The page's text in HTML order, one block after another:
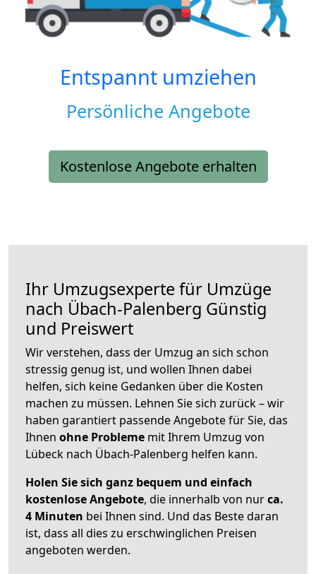
Entspannt umziehen
Persönliche Angebote
Kostenlose Angebote erhalten
Ihr Umzugsexperte für Umzüge
nach Übach-Palenberg Günstig
und Preiswert
Wir verstehen, dass der Umzug an sich schon
stressig genug ist, und wollen Ihnen dabei
helfen, sich keine Gedanken über die Kosten
machen zu müssen. Lehnen Sie sich zurück – wir
haben garantiert passende Angebote für Sie, das
Ihnen ohne Probleme mit Ihrem Umzug von
Lübeck nach Übach-Palenberg helfen kann.
Holen Sie sich ganz bequem und einfach
kostenlose Angebote, die innerhalb von nurca.
4 Minuten bei Ihnen sind. Und das Beste daran
ist, dass all dies zu erschwinglichen Preisen
angeboten werden.